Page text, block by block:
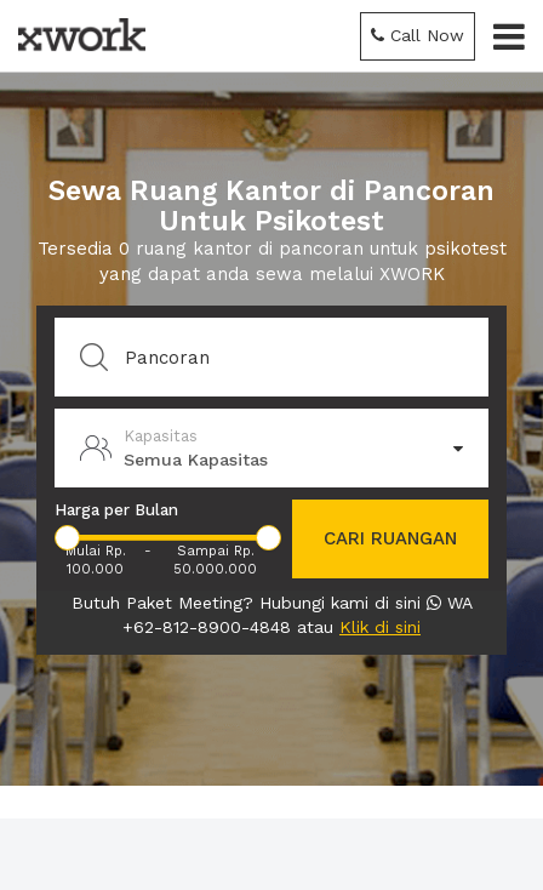
Call Now
Sewa Ruang Kantor di Pancoran
Untuk Psikotest
Tersedia 0 ruang kantor di pancoran untuk psikotest
yang dapat anda sewa melalui XWORK
Kapasitas
Semua Kapasitas
Harga per Bulan
Mulai Rp.
100.000
-
Sampai Rp.
50.000.000
CARI RUANGAN
Butuh Paket Meeting? Hubungi kami di sini
WA
+62-812-8900-4848 atau Klik di sini